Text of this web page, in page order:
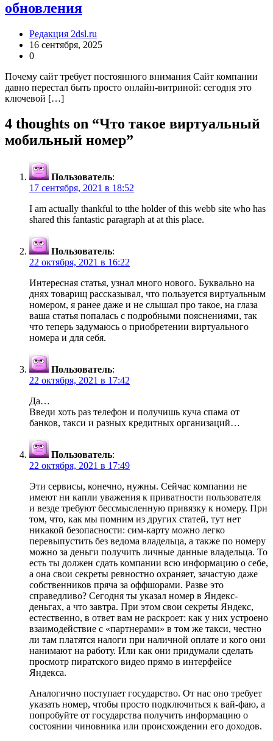
обновления
Редакция 2dsl.ru
16 сентября, 2025
0
Почему сайт требует постоянного внимания Сайт компании
давно перестал быть просто онлайн-витриной: сегодня это
ключевой […]
4 thoughts on “Что такое виртуальный
мобильный номер”
Пользователь:
17 сентября, 2021 в 18:52
I am actually thankful to tthe holder of this webb site who has
shared this fantastic paragraph at at this place.
Пользователь:
22 октября, 2021 в 16:22
Интересная статья, узнал много нового. Буквально на
днях товарищ рассказывал, что пользуется виртуальным
номером, я ранее даже и не слышал про такое, на глаза
ваша статья попалась с подробными пояснениями, так
что теперь задумаюсь о приобретении виртуального
номера и для себя.
Пользователь:
22 октября, 2021 в 17:42
Да…
Введи хоть раз телефон и получишь куча спама от
банков, такси и разных кредитных организаций…
Пользователь:
22 октября, 2021 в 17:49
Эти сервисы, конечно, нужны. Сейчас компании не
имеют ни капли уважения к приватности пользователя
и везде требуют бессмысленную привязку к номеру. При
том, что, как мы помним из других статей, тут нет
никакой безопасности: сим-карту можно легко
перевыпустить без ведома владельца, а также по номеру
можно за деньги получить личные данные владельца. То
есть ты должен сдать компании всю информацию о себе,
а она свои секреты ревностно охраняет, зачастую даже
собственников пряча за оффшорами. Разве это
справедливо? Сегодня ты указал номер в Яндекс-
деньгах, а что завтра. При этом свои секреты Яндекс,
естественно, в ответ вам не раскроет: как у них устроено
взаимодействие с «партнерами» в том же такси, честно
ли там платятся налоги при наличной оплате и кого они
нанимают на работу. Или как они придумали сделать
просмотр пиратского видео прямо в интерфейсе
Яндекса.
Аналогично поступает государство. От нас оно требует
указать номер, чтобы просто подключиться к вай-фаю, а
попробуйте от государства получить информацию о
состоянии чиновника или происхождении его доходов.